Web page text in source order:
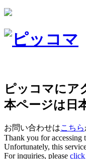
ピッコマにア
本ページは日
お問い合わせはこちら
Thank you for accessing
Unfortunately, this
For inquiries, please click